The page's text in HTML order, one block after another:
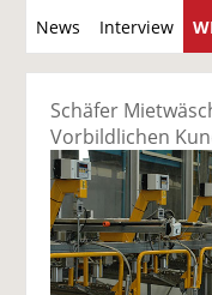
News Interview
Schäfer
Vorbildlichen